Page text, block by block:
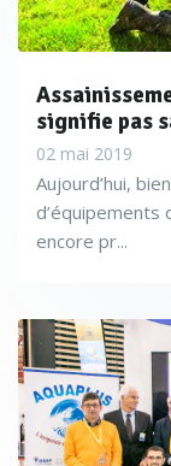
signifie pas
02 mai 2019
Aujourd’hui,
d’équipements
encore pr...